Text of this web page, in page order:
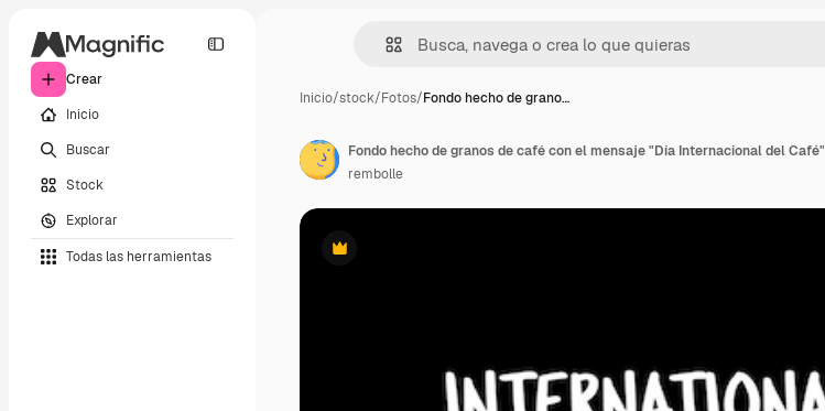
Crear
Inicio
Buscar
Stock
Explorar
Todas las herramientas
Inicio/stock/Fotos/Fondo hecho de grano…
Premium
Fondo hecho de granos de café con el mensaje "Día Internacional del Café"
rembolle